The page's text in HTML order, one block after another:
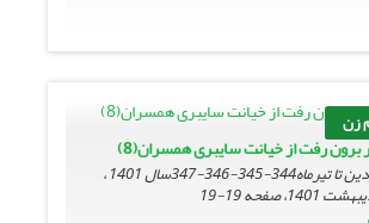
زن
رفت از خیانت سایبری همسران(8)
دوره 31، فروردین تا تیرماه344-345-346-347سال 1401 ،
صفحه
19-19